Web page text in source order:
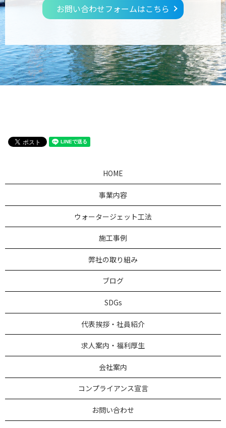
お問い合わせフォームはこちら
HOME
事業内容
ウォータージェット工法
施工事例
弊社の取り組み
ブログ
SDGs
代表挨拶・社員紹介
求人案内・福利厚生
会社案内
コンプライアンス宣言
お問い合わせ